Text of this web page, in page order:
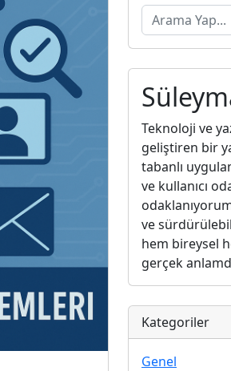
Teknoloji ve
geliştiren bir
tabanlı
ve kullanıcı
ve
hem bireysel
gerçek
Kategoriler
Genel